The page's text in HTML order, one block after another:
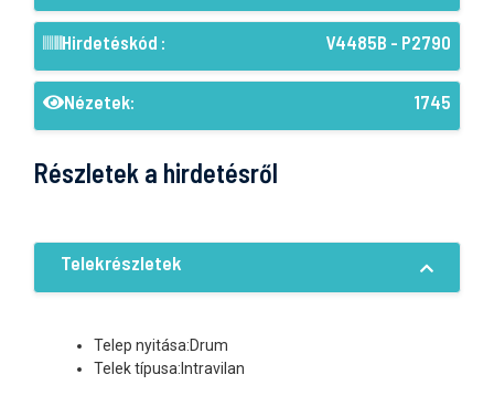
Hirdetéskód : V4485B - P2790
Nézetek: 1745
Részletek a hirdetésről
Telekrészletek
Telep nyitása:Drum
Telek típusa:Intravilan